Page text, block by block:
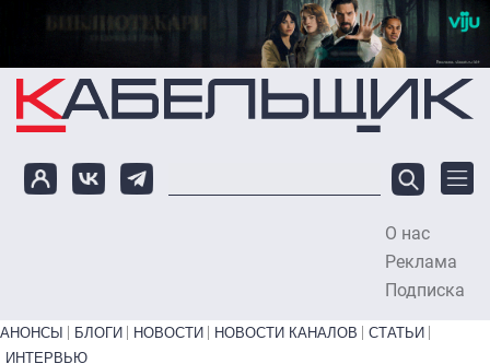
Перейти к основному содержанию
О нас
Реклама
Подписка
Primary links bottom
АНОНСЫ БЛОГИ НОВОСТИ НОВОСТИ КАНАЛОВ
СТАТЬИ
ИНТЕРВЬЮ